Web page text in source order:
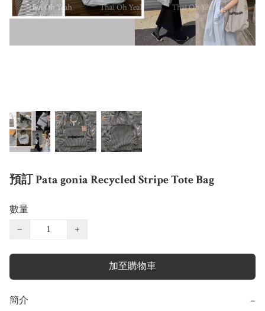
預訂 Pata gonia Recycled Stripe Tote Bag
數量
−
+
加至購物車
簡介 −